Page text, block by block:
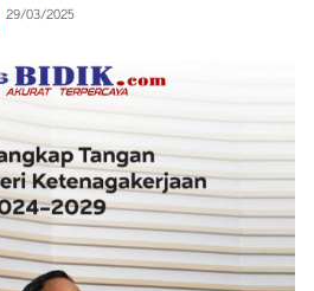
29/03/2025